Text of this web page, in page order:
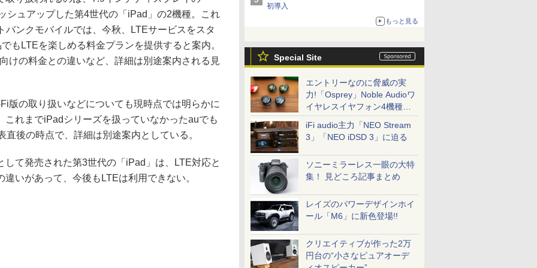
初導入
もっと見る
Special Site
エントリーなのに脅威の実
力!「Osprey」Noble Audioワ
イヤレスイヤフォン4機種を
一気に聴く
iFi audio主力「NEO Stream
3」「NEO iDSD 3」に迫る
ソニーミラーレス一眼の大特
集！ 見どころ記事まとめ
レイズのパワーデザインホイ
ール「M6」に新色登場!!
クリエイティブが作った2万
円台の“小さなピュアオーデ
シュアップした第4世代の「iPad」の2機種。これ
バンクモバイルでは、今秋、LTEサービスをスタ
もLTEを楽しめる料金プランを提供すると案内。
けの料金との違いなど、詳細は別途案内される見
の取り扱いなどについても現時点では明らかに
これまでiPadシリーズを扱っていなかったauでも
後の時点で、詳細は別途案内としている。
て発売された第3世代の「iPad」は、LTE対応と
いがあって、今後もLTEは利用できない。